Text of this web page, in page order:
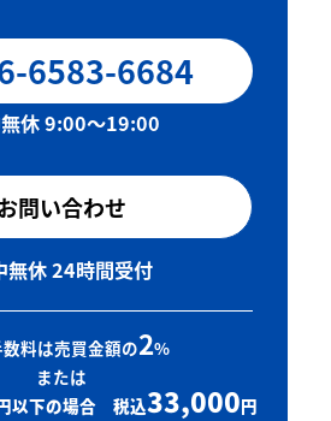
6583-6684
休 9:00〜19:00
問い合わせ
無休 24時間受付
料は売買金額の2%
または
以下の場合 税込33,000円